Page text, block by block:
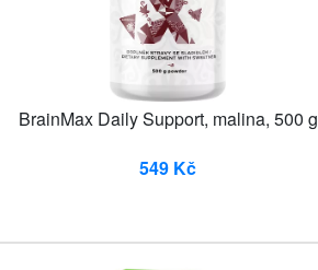
BrainMax Daily Support, malina, 500 g
549 Kč